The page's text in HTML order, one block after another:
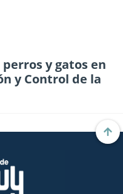
y gatos en
y Control de la